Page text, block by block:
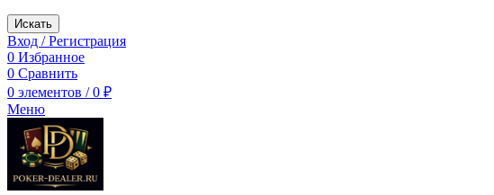
Искать
Вход / Регистрация
0 Избранное
0 Сравнить
0 элементов / 0 ₽
Меню